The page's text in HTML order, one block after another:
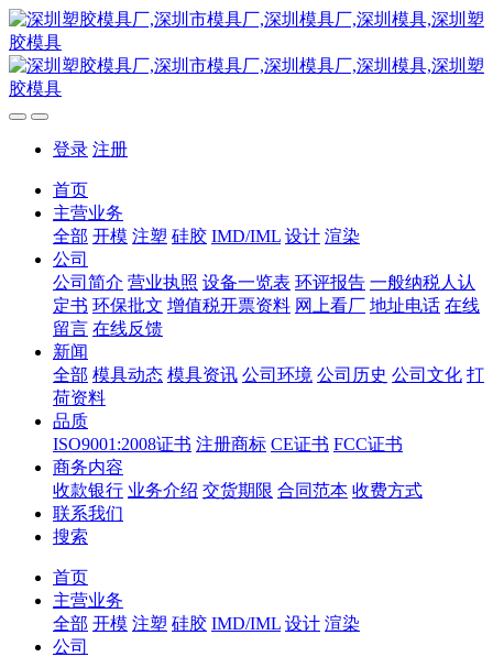
登录 注册
首页
主营业务
全部 开模 注塑 硅胶 IMD/IML 设计 渲染
公司
公司简介 营业执照 设备一览表 环评报告 一般纳税人认
定书 环保批文 增值税开票资料 网上看厂 地址电话 在线
留言 在线反馈
新闻
全部 模具动态 模具资讯 公司环境 公司历史 公司文化 打
荷资料
品质
ISO9001:2008证书 注册商标 CE证书 FCC证书
商务内容
收款银行 业务介绍 交货期限 合同范本 收费方式
联系我们
搜索
首页
主营业务
全部 开模 注塑 硅胶 IMD/IML 设计 渲染
公司